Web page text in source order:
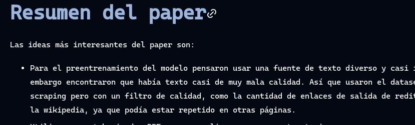
Resumen del paper
Las ideas más interesantes del paper son:
Para el preentrenamiento del modelo pensaron usar una fuente de texto diverso y casi
embargo encontraron que había texto casi de muy mala calidad. Así que usaron el
scraping pero con un filtro de calidad, como la cantidad de enlaces de salida de
la wikipedia, ya que podía estar repetido en otras páginas.